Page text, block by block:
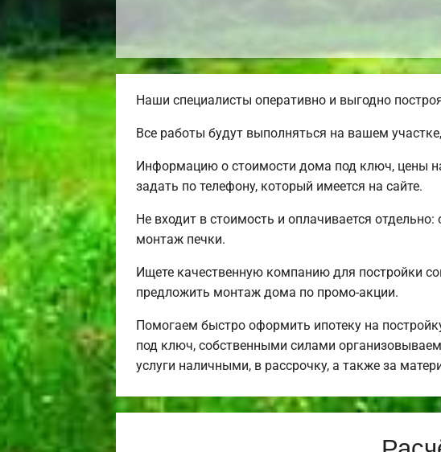
Наши специалисты оперативно и выгодно
Все работы будут выполняться на вашем
Информацию о стоимости дома под ключ, цены
задать по телефону, который имеется на сайте.
Не входит в стоимость и оплачивается
монтаж печки.
Ищете качественную компанию для постройки
предложить монтаж дома по промо-акции.
Помогаем быстро оформить ипотеку на
под ключ, собственными силами
услуги наличными, в рассрочку, а также за